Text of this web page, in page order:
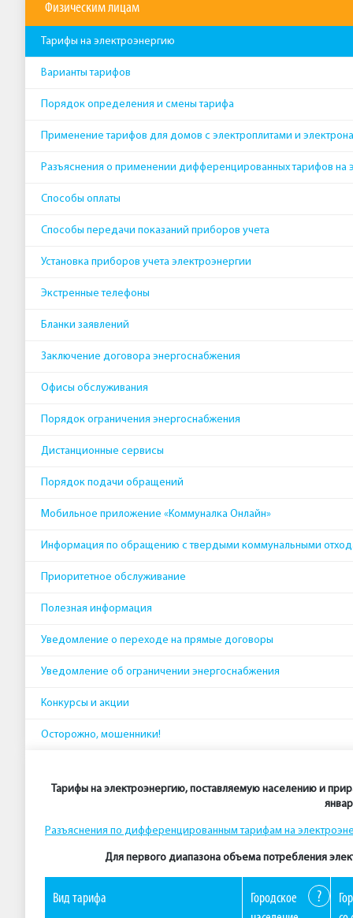
Физическим лицам
Тарифы на электроэнергию
Варианты тарифов
Порядок определения и смены тарифа
Применение тарифов для домов с электроплитами и
Разъяснения о применении дифференцированных тарифов на
Способы оплаты
Способы передачи показаний приборов учета
Установка приборов учета электроэнергии
Экстренные телефоны
Бланки заявлений
Заключение договора энергоснабжения
Офисы обслуживания
Порядок ограничения энергоснабжения
Дистанционные сервисы
Порядок подачи обращений
Мобильное приложение «Коммуналка Онлайн»
Информация по обращению с твердыми коммунальными
Приоритетное обслуживание
Полезная информация
Уведомление о переходе на прямые договоры
Уведомление об ограничении энергоснабжения
Конкурсы и акции
Осторожно, мошенники!
Тарифы на электроэнергию, поставляемую населению и
Разъяснения по дифференцированным тарифам на
Для первого диапазона объема потребления
Вид тарифа ?
Городское